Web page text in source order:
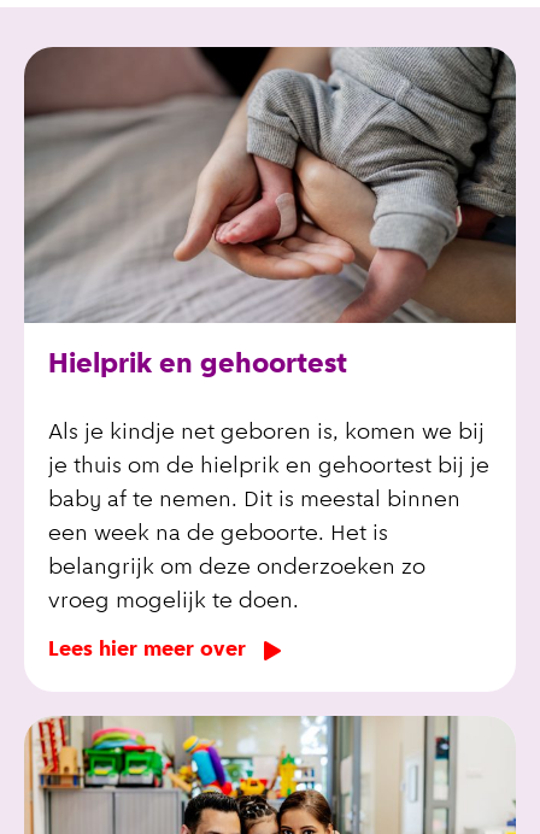
Hielprik en gehoortest
Als je kindje net geboren is, komen we bij
je thuis om de hielprik en gehoortest bij je
baby af te nemen. Dit is meestal binnen
een week na de geboorte. Het is
belangrijk om deze onderzoeken zo
vroeg mogelijk te doen.
Lees hier meer over